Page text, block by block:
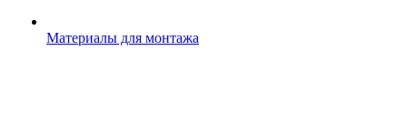
Материалы для монтажа